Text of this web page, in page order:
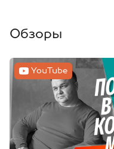
Обзоры
YouTube